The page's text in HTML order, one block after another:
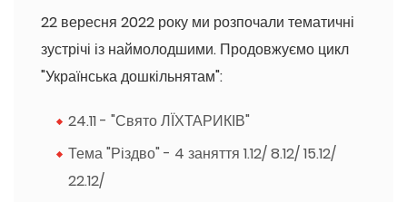
22 вересня 2022 року ми розпочали тематичні
зустрічі із наймолодшими. Продовжуємо цикл
"Українська дошкільнятам":
24.11 - "Свято ЛЇХТАРИКІВ"
Тема "Різдво" - 4 заняття 1.12/ 8.12/ 15.12/
22.12/